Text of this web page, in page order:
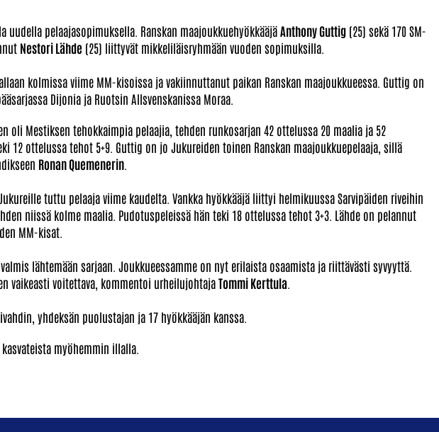
uudella pelaajasopimuksella. Ranskan maajoukkuehyökkääjäAnthony Guttig (25) sekä 170 SM-
Nestori Lähde (25) liittyvät mikkeliläisryhmään vuoden sopimuksilla.
kolmissa viime MM-kisoissa ja vakiinnuttanut paikan Ranskan maajoukkueessa. Guttig on
Dijonia ja Ruotsin Allsvenskanissa Moraa.
oli Mestiksen tehokkaimpia pelaajia, tehden runkosarjan 42 ottelussa 20 maalia ja 52
12 ottelussa tehot 5+9. Guttig on jo Jukureiden toinen Ranskan maajoukkuepelaaja, sillä
Ronan Quemenerin
tuttu pelaaja viime kaudelta. Vankka hyökkääjä liittyi helmikuussa Sarvipäiden riveihin
niissä kolme maalia. Pudotuspeleissä hän teki 18 ottelussa tehot 3+3. Lähde on pelannut
MM-kisat.
lähtemään sarjaan. Joukkueessamme on nyt erilaista osaamista ja riittävästi syvyyttä.
vaikeasti voitettava, kommentoi urheilujohtajaTommi Kerttula
yhdeksän puolustajan ja 17 hyökkääjän kanssa.
myöhemmin illalla.